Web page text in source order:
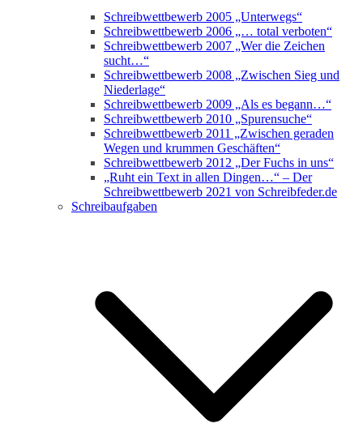
Schreibwettbewerb 2005 „Unterwegs“
Schreibwettbewerb 2006 „… total verboten“
Schreibwettbewerb 2007 „Wer die Zeichen
sucht…“
Schreibwettbewerb 2008 „Zwischen Sieg und
Niederlage“
Schreibwettbewerb 2009 „Als es begann…“
Schreibwettbewerb 2010 „Spurensuche“
Schreibwettbewerb 2011 „Zwischen geraden
Wegen und krummen Geschäften“
Schreibwettbewerb 2012 „Der Fuchs in uns“
„Ruht ein Text in allen Dingen…“ – Der
Schreibwettbewerb 2021 von Schreibfeder.de
Schreibaufgaben